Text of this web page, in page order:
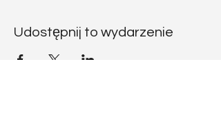
Udostępnij to wydarzenie